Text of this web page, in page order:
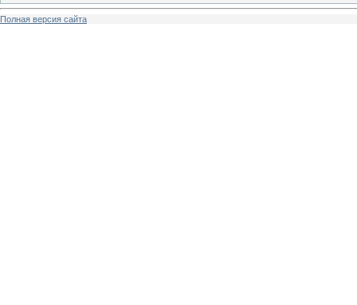
Полная версия сайта